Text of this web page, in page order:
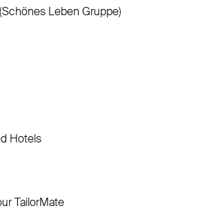
Leben Gruppe)
Hotels
TailorMate